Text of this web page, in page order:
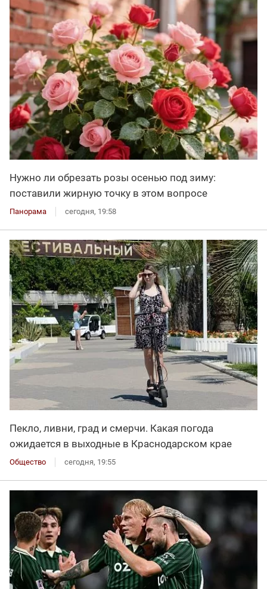
Нужно ли обрезать розы осенью под зиму:
поставили жирную точку в этом вопросе
Панорама сегодня, 19:58
Пекло, ливни, град и смерчи. Какая погода
ожидается в выходные в Краснодарском крае
Общество сегодня, 19:55